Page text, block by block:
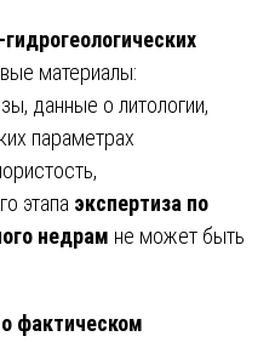
материалы:
данные о литологии,
параметрах
этапа экспертиза по
недрам не может быть
фактическом